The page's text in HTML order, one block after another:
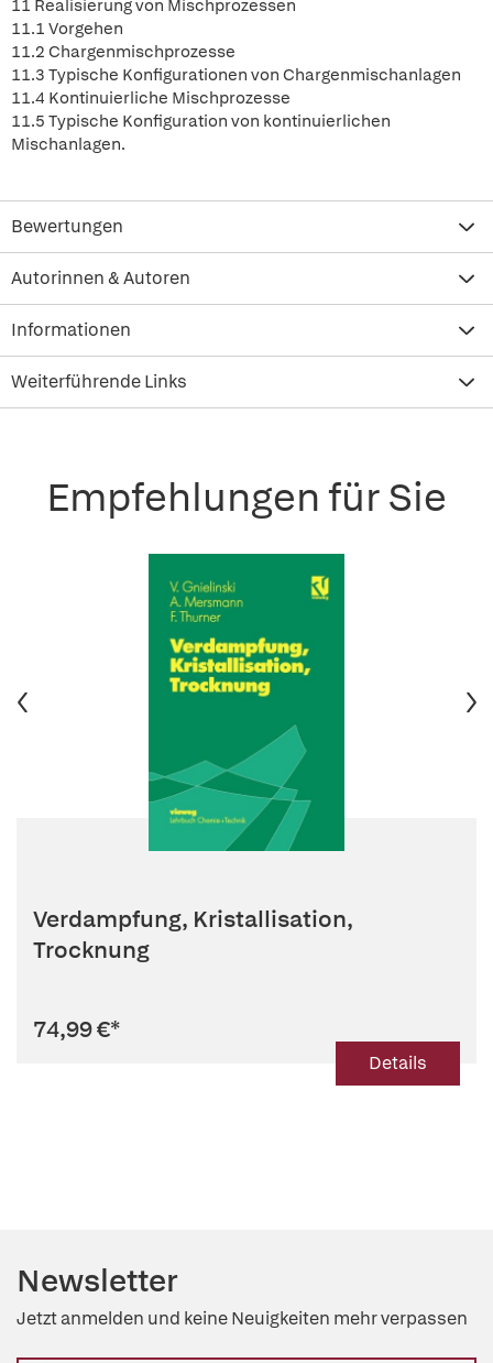
11 Realisierung von Mischprozessen
11.1 Vorgehen
11.2 Chargenmischprozesse
11.3 Typische Konfigurationen von Chargenmischanlagen
11.4 Kontinuierliche Mischprozesse
11.5 Typische Konfiguration von kontinuierlichen
Mischanlagen.
Bewertungen
Autorinnen & Autoren
Informationen
Weiterführende Links
Empfehlungen für Sie
Verdampfung, Kristallisation,
Trocknung
74,99 €*
Details
Newsletter
Jetzt anmelden und keine Neuigkeiten mehr verpassen